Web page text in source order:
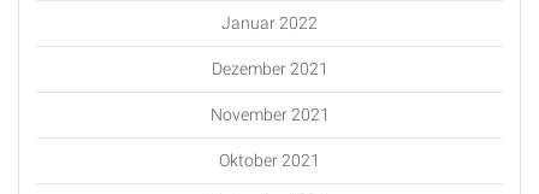
Januar 2022
Dezember 2021
November 2021
Oktober 2021